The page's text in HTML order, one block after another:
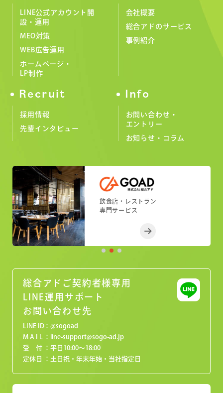
LINE公式アカウント開
設・運用
MEO対策
WEB広告運用
ホームページ・
LP制作
会社概要
総合アドのサービス
事例紹介
Recruit
採用情報
先輩インタビュー
Info
お問い合わせ・
エントリー
お知らせ・コラム
小売店舗
専門サービス
フィットネスジム
専門サービス
飲食店・レストラン
専門サービス
小売店舗
専門サービス
フィットネスジム
専門サービス
総合アドご契約者様専用
LINE運用サポート
お問い合わせ先
LINE ID
@sogoad
M A I L
line-support@sogo-ad.jp
受 付
平日10:00〜18:00
定休日
土日祝・年末年始・当社指定日